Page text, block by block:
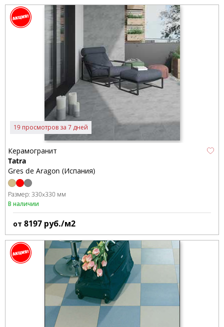
19 просмотров за 7 дней
Керамогранит
Tatra
Gres de Aragon (Испания)
Размер: 330x330 мм
В наличии
от 8197 руб./м2